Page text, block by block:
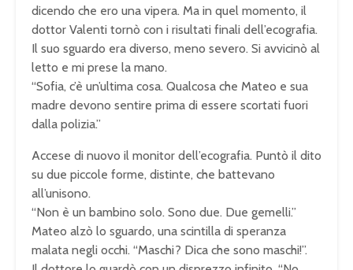
dicendo che ero una vipera. Ma in quel momento, il
dottor Valenti tornò con i risultati finali dell’ecografia.
Il suo sguardo era diverso, meno severo. Si avvicinò al
letto e mi prese la mano.
“Sofia, c’è un’ultima cosa. Qualcosa che Mateo e sua
madre devono sentire prima di essere scortati fuori
dalla polizia.”
Accese di nuovo il monitor dell’ecografia. Puntò il dito
su due piccole forme, distinte, che battevano
all’unisono.
“Non è un bambino solo. Sono due. Due gemelli.”
Mateo alzò lo sguardo, una scintilla di speranza
malata negli occhi. “Maschi? Dica che sono maschi!”.